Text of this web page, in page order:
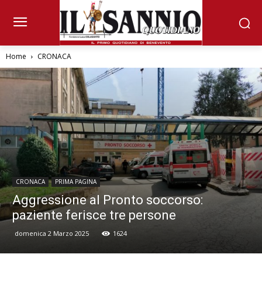
Home CRONACA
CRONACA PRIMA PAGINA
Aggressione al Pronto soccorso:
paziente ferisce tre persone
domenica 2 Marzo 2025 1624